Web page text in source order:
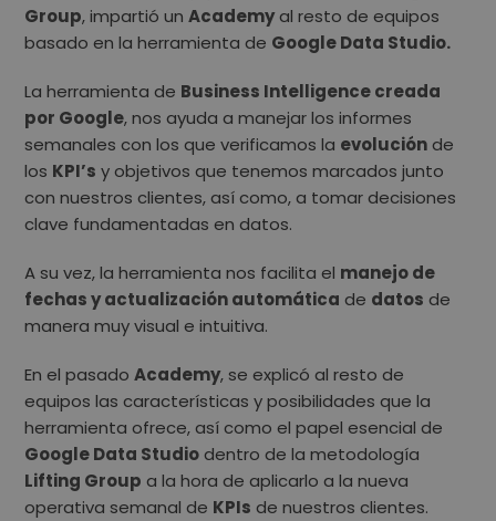
Group, impartió unAcademyal resto de equipos
basado en la herramienta de Google Data Studio.
La herramienta de Business Intelligence creada
por Google, nos ayuda a manejar los informes
semanales con los que verificamos la evoluciónde
los KPI’s y objetivos que tenemos marcados junto
con nuestros clientes, así como, a tomar decisiones
clave fundamentadas en datos.
A su vez, la herramienta nos facilita el manejo de
fechas y actualización automática de datos de
manera muy visual e intuitiva.
En el pasadoAcademy, se explicó al resto de
equipos las características y posibilidades que la
herramienta ofrece, así como el papel esencial de
Google Data Studiodentro de la metodología
Lifting Group a la hora de aplicarlo a la nueva
operativa semanal de KPIs de nuestros clientes.